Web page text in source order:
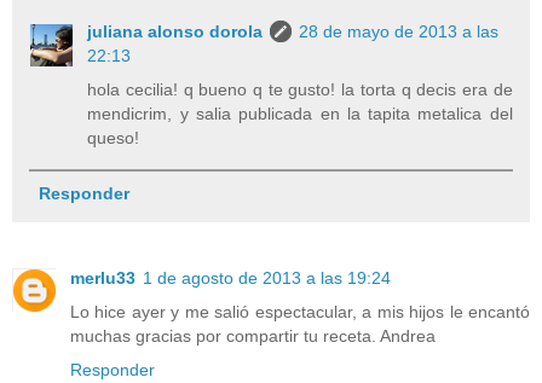
juliana alonso dorola
28 de mayo de 2013 a las
22:13
hola cecilia! q bueno q te gusto! la torta q decis era de
mendicrim, y salia publicada en la tapita metalica del
queso!
Responder
merlu33 1 de agosto de 2013 a las 19:24
Lo hice ayer y me salió espectacular, a mis hijos le encantó
muchas gracias por compartir tu receta. Andrea
Responder